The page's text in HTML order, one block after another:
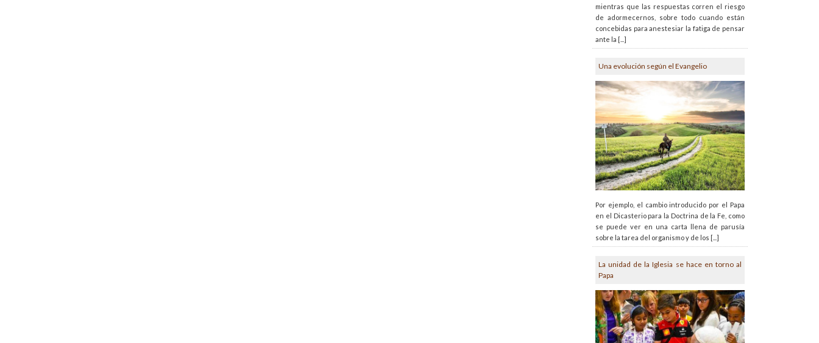
mientras que las respuestas corren el riesgo
de adormecernos, sobre todo cuando están
concebidas para anestesiar la fatiga de pensar
ante la [...]
Una evolución según el Evangelio
Por ejemplo, el cambio introducido por el Papa
en el Dicasterio para la Doctrina de la Fe, como
se puede ver en una carta llena de parusía
sobre la tarea del organismo y de los [...]
La unidad de la Iglesia se hace en torno al
Papa